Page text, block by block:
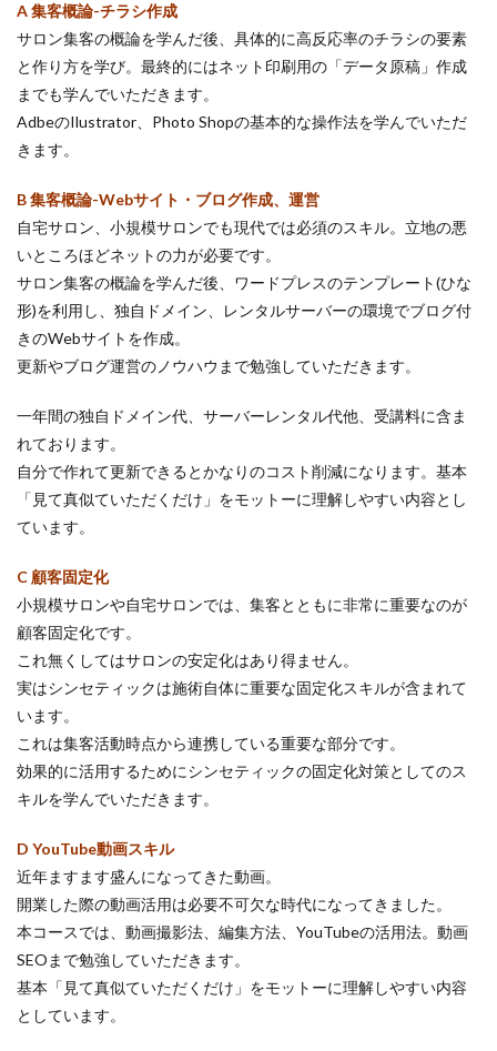
A 集客概論-チラシ作成
サロン集客の概論を学んだ後、具体的に高反応率のチラシの要素
と作り方を学び。最終的にはネット印刷用の「データ原稿」作成
までも学んでいただきます。
AdbeのIlustrator、Photo Shopの基本的な操作法を学んでいただ
きます。
B 集客概論-Webサイト・ブログ作成、運営
自宅サロン、小規模サロンでも現代では必須のスキル。立地の悪
いところほどネットの力が必要です。
サロン集客の概論を学んだ後、ワードプレスのテンプレート(ひな
形)を利用し、独自ドメイン、レンタルサーバーの環境でブログ付
きのWebサイトを作成。
更新やブログ運営のノウハウまで勉強していただきます。
一年間の独自ドメイン代、サーバーレンタル代他、受講料に含ま
れております。
自分で作れて更新できるとかなりのコスト削減になります。基本
「見て真似ていただくだけ」をモットーに理解しやすい内容とし
ています。
C 顧客固定化
小規模サロンや自宅サロンでは、集客とともに非常に重要なのが
顧客固定化です。
これ無くしてはサロンの安定化はあり得ません。
実はシンセティックは施術自体に重要な固定化スキルが含まれて
います。
これは集客活動時点から連携している重要な部分です。
効果的に活用するためにシンセティックの固定化対策としてのス
キルを学んでいただきます。
D YouTube動画スキル
近年ますます盛んになってきた動画。
開業した際の動画活用は必要不可欠な時代になってきました。
本コースでは、動画撮影法、編集方法、YouTubeの活用法。動画
SEOまで勉強していただきます。
基本「見て真似ていただくだけ」をモットーに理解しやすい内容
としています。